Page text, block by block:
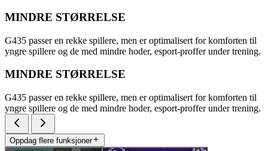
MINDRE STØRRELSE
G435 passer en rekke spillere, men er optimalisert for komforten til
yngre spillere og de med mindre hoder, esport-proffer under trening.
MINDRE STØRRELSE
G435 passer en rekke spillere, men er optimalisert for komforten til
yngre spillere og de med mindre hoder, esport-proffer under trening.
Oppdag flere funksjoner